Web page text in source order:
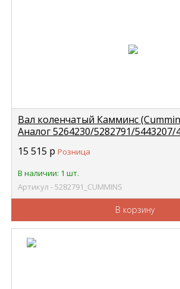
Вал коленчатый Камминс
Аналог 5264230/5282791/5443207/
15 515 р Розница
В наличии: 1 шт.
Артикул - 5282791_CUMMINS
В корзину